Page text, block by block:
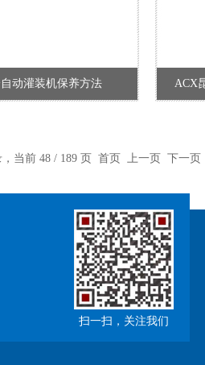
动灌装机保养方法 ACX
当前 48 / 189 页 首页 上一页 下一页
扫一扫，关注我们